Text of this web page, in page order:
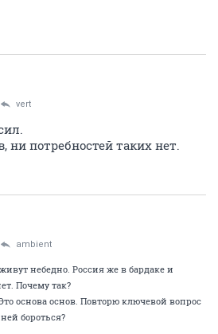
vert
ни потребностей таких нет.
ambient
небедно. Россия же в бардаке и
Почему так?
основа основ. Повторю ключевой вопрос
бороться?